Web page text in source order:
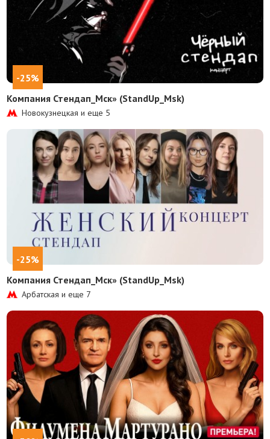
-25%
Компания Стендап_Мск» (StandUp_Msk)
Новокузнецкая и еще 5
-25%
Компания Стендап_Мск» (StandUp_Msk)
Арбатская и еще 7